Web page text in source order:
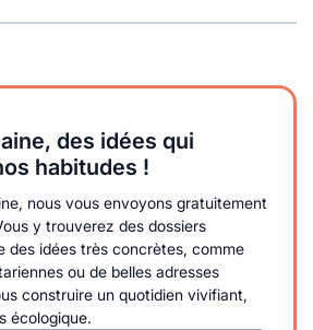
des idées qui
habitudes !
nous vous envoyons gratuitement
y trouverez des dossiers
des idées très concrètes, comme
ou de belles adresses
construire un quotidien vivifiant,
écologique.